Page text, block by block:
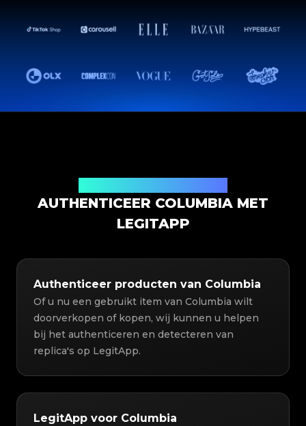
AUTHENTICEER COLUMBIA MET
LEGITAPP
Authenticeer producten van Columbia
Of u nu een gebruikt item van Columbia wilt
doorverkopen of kopen, wij kunnen u helpen
bij het authenticeren en detecteren van
replica's op LegitApp.
LegitApp voor Columbia